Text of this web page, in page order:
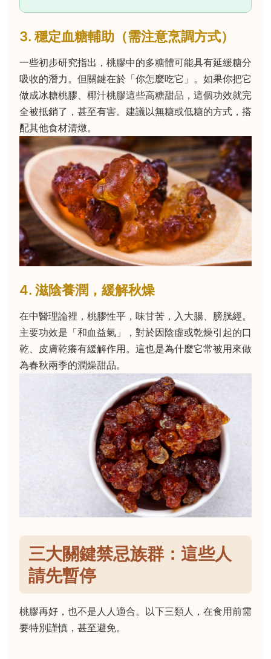
3. 穩定血糖輔助（需注意烹調方式）
一些初步研究指出，桃膠中的多糖體可能具有延緩糖分
吸收的潛力。但關鍵在於「你怎麼吃它」。如果你把它
做成冰糖桃膠、椰汁桃膠這些高糖甜品，這個功效就完
全被抵銷了，甚至有害。建議以無糖或低糖的方式，搭
配其他食材清燉。
4. 滋陰養潤，緩解秋燥
在中醫理論裡，桃膠性平，味甘苦，入大腸、膀胱經。
主要功效是「和血益氣」，對於因陰虛或乾燥引起的口
乾、皮膚乾癢有緩解作用。這也是為什麼它常被用來做
為春秋兩季的潤燥甜品。
三大關鍵禁忌族群：這些人
請先暫停
桃膠再好，也不是人人適合。以下三類人，在食用前需
要特別謹慎，甚至避免。